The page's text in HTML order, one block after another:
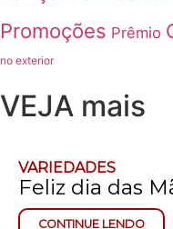
Promoções Prêmio
no exterior
VEJA mais
VARIEDADES
Feliz dia das
CONTINUE LENDO